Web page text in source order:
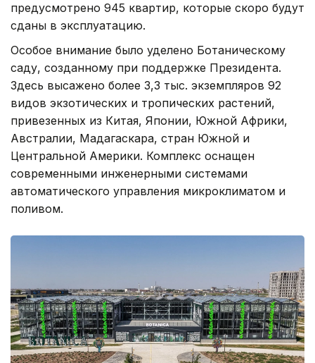
предусмотрено 945 квартир, которые скоро будут
сданы в эксплуатацию.
Особое внимание было уделено Ботаническому
саду, созданному при поддержке Президента.
Здесь высажено более 3,3 тыс. экземпляров 92
видов экзотических и тропических растений,
привезенных из Китая, Японии, Южной Африки,
Австралии, Мадагаскара, стран Южной и
Центральной Америки. Комплекс оснащен
современными инженерными системами
автоматического управления микроклиматом и
поливом.